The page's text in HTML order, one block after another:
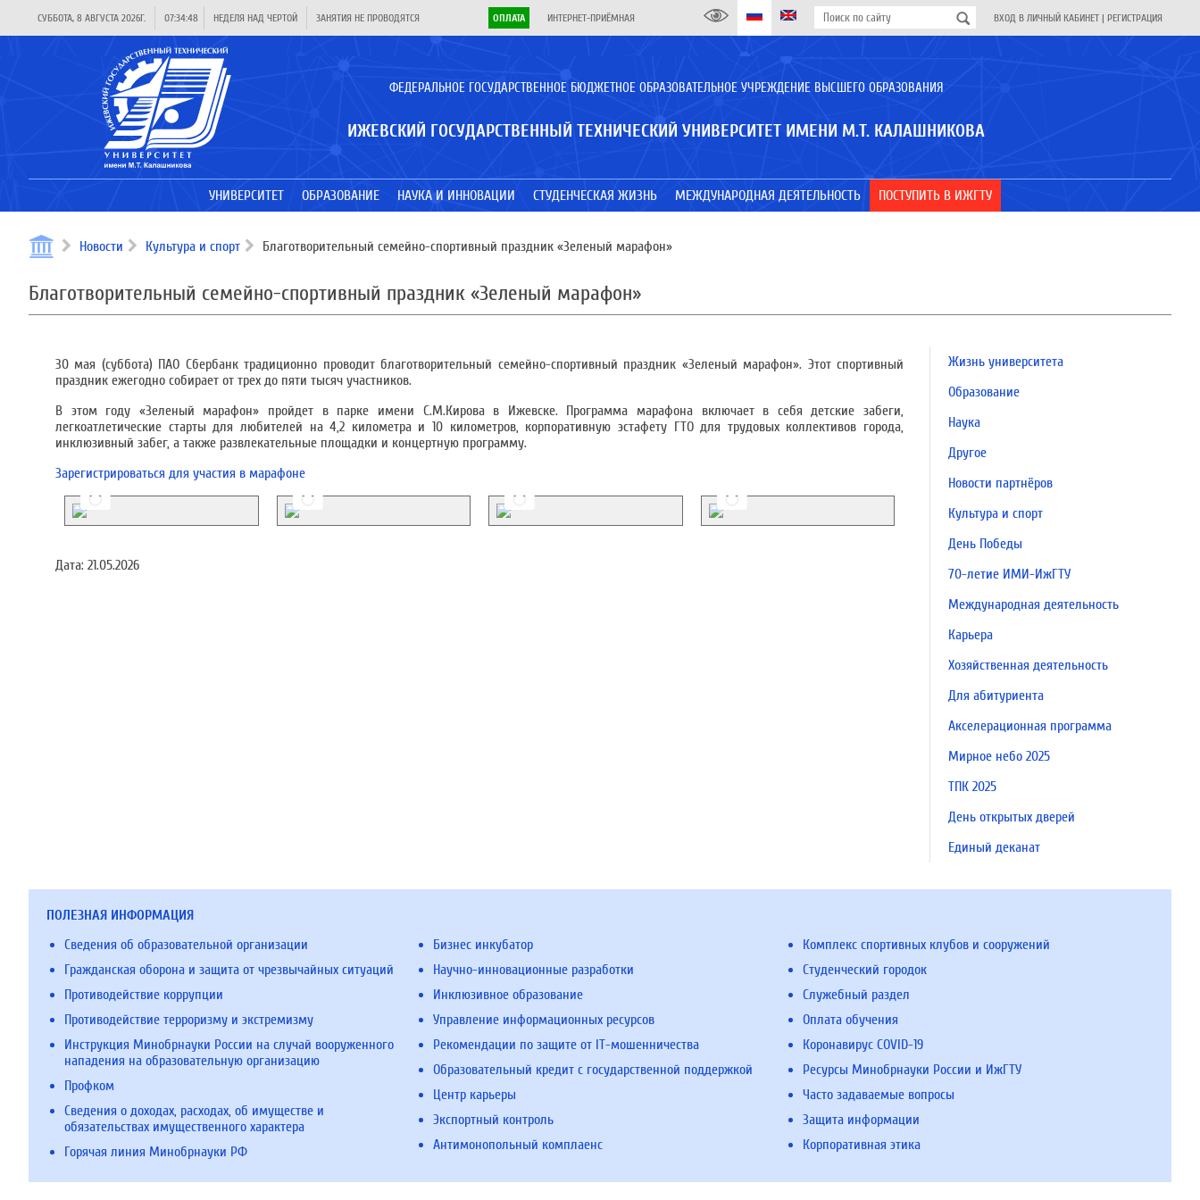
СУББОТА, 8 АВГУСТА 2026Г. 07:34:48 НЕДЕЛЯ НАД ЧЕРТОЙ ЗАНЯТИЯ НЕ ПРОВОДЯТСЯ ОПЛАТА ИНТЕРНЕТ-ПРИЁМНАЯ ВХОД В ЛИЧНЫЙ КАБИНЕТ | РЕГИСТРАЦИЯ
ФЕДЕРАЛЬНОЕ ГОСУДАРСТВЕННОЕ БЮДЖЕТНОЕ ОБРАЗОВАТЕЛЬНОЕ УЧРЕЖДЕНИЕ ВЫСШЕГО ОБРАЗОВАНИЯ
ИЖЕВСКИЙ ГОСУДАРСТВЕННЫЙ ТЕХНИЧЕСКИЙ УНИВЕРСИТЕТ ИМЕНИ М.Т. КАЛАШНИКОВА
УНИВЕРСИТЕТ ОБРАЗОВАНИЕ НАУКА И ИННОВАЦИИ СТУДЕНЧЕСКАЯ ЖИЗНЬ МЕЖДУНАРОДНАЯ ДЕЯТЕЛЬНОСТЬ ПОСТУПИТЬ В ИЖГТУ
Новости Культура и спорт Благотворительный семейно-спортивный праздник «Зеленый марафон»
Благотворительный семейно-спортивный праздник «Зеленый марафон»
30 мая (суббота) ПАО Сбербанк традиционно проводит благотворительный семейно-спортивный праздник «Зеленый марафон». Этот спортивный
праздник ежегодно собирает от трех до пяти тысяч участников.
В этом году «Зеленый марафон» пройдет в парке имени С.М.Кирова в Ижевске. Программа марафона включает в себя детские забеги,
легкоатлетические старты для любителей на 4,2 километра и 10 километров, корпоративную эстафету ГТО для трудовых коллективов города,
инклюзивный забег, а также развлекательные площадки и концертную программу.
Зарегистрироваться для участия в марафоне
Дата: 21.05.2026
Жизнь университета
Образование
Наука
Другое
Новости партнёров
Культура и спорт
День Победы
70-летие ИМИ-ИжГТУ
Международная деятельность
Карьера
Хозяйственная деятельность
Для абитуриента
Акселерационная программа
Мирное небо 2025
ТПК 2025
День открытых дверей
Единый деканат
ПОЛЕЗНАЯ ИНФОРМАЦИЯ
Сведения об образовательной организации
Гражданская оборона и защита от чрезвычайных ситуаций
Противодействие коррупции
Противодействие терроризму и экстремизму
Инструкция Минобрнауки России на случай вооруженного
нападения на образовательную организацию
Профком
Сведения о доходах, расходах, об имуществе и
обязательствах имущественного характера
Горячая линия Минобрнауки РФ
Бизнес инкубатор
Научно-инновационные разработки
Инклюзивное образование
Управление информационных ресурсов
Рекомендации по защите от IT-мошенничества
Образовательный кредит с государственной поддержкой
Центр карьеры
Экспортный контроль
Антимонопольный комплаенс
Комплекс спортивных клубов и сооружений
Студенческий городок
Служебный раздел
Оплата обучения
Коронавирус COVID-19
Ресурсы Минобрнауки России и ИжГТУ
Часто задаваемые вопросы
Защита информации
Корпоративная этика